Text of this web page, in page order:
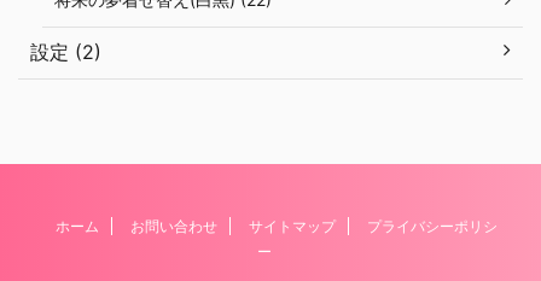
設定 (2)
ホーム お問い合わせ サイトマップ
プライバシーポリシ
ー